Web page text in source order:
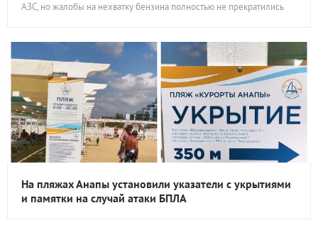
АЗС, но жалобы на нехватку бензина полностью не прекратились
На пляжах Анапы установили указатели с укрытиями
и памятки на случай атаки БПЛА